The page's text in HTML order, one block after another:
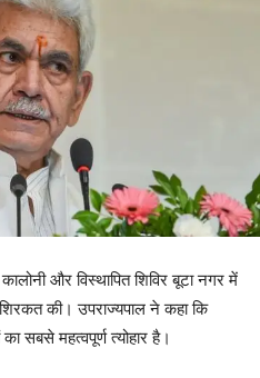
और विस्थापित शिविर बूटा नगर में
शिरकत की। उपराज्यपाल ने कहा कि
सबसे महत्वपूर्ण त्योहार है।